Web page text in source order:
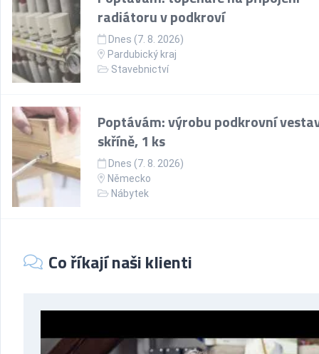
radiátoru v podkroví
Dnes (7. 8. 2026)
Pardubický kraj
Stavebnictví
Poptávám: výrobu podkrovní
skříně, 1 ks
Dnes (7. 8. 2026)
Německo
Nábytek
Co říkají naši klienti